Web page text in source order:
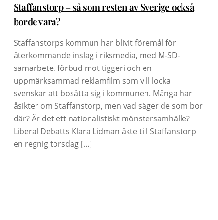
Staffanstorp – så som resten av Sverige också
borde vara?
Staffanstorps kommun har blivit föremål för
återkommande inslag i riksmedia, med M-SD-
samarbete, förbud mot tiggeri och en
uppmärksammad reklamfilm som vill locka
svenskar att bosätta sig i kommunen. Många har
åsikter om Staffanstorp, men vad säger de som bor
där? Är det ett nationalistiskt mönstersamhälle?
Liberal Debatts Klara Lidman åkte till Staffanstorp
en regnig torsdag […]